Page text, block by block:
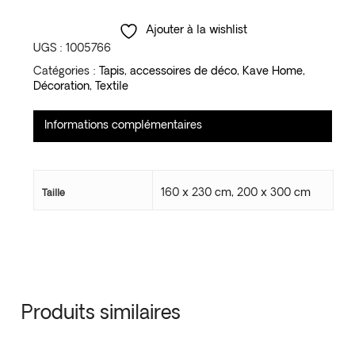
Ajouter à la wishlist
UGS : 1005766
Catégories : Tapis, accessoires de déco, Kave Home,
Décoration, Textile
Informations complémentaires
Taille 160 x 230 cm, 200 x 300 cm
Produits similaires